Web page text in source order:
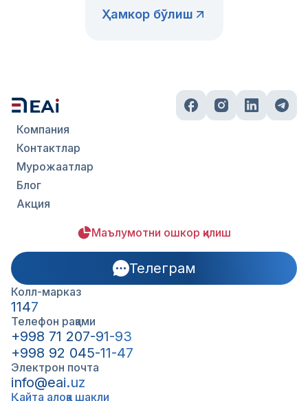
Ҳамкор бўлиш
Компания
Контактлар
Мурожаатлар
Блог
Акция
Маълумотни ошкор қилиш
Телеграм
Колл-марказ
1147
Телефон рақами
+998 71 207-91-93
+998 92 045-11-47
Электрон почта
info@eai.uz
Қайта алоқа шакли